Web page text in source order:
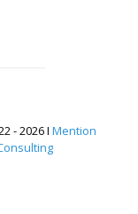
- 2026 I Mention